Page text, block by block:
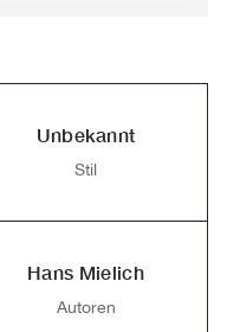
Unbekannt
Stil
Hans Mielich
Autoren